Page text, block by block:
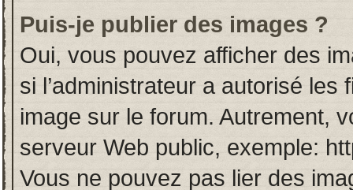
Puis-je publier des images ?
Oui, vous pouvez afficher des
si l’administrateur a autorisé
image sur le forum. Autrement,
serveur Web public, exemple:
Vous ne pouvez pas lier des